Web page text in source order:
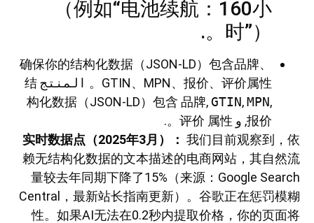
（例如“电池续航：160小
时”）。.
确保你的结构化数据（JSON-LD）包含品牌、
GTIN、MPN、报价、评价属性。
المنتج结
构化数据（JSON-LD）包含 品牌, GTIN,MPN,
报价, و 评价 属性。.
实时数据点（2025年3月）： 我们目前观察到，依
赖无结构化数据的文本描述的电商网站，其自然流
量较去年同期下降了15%（来源：Google Search
Central，最新站长指南更新）。谷歌正在惩罚模糊
性。如果AI无法在0.2秒内提取价格，你的页面将